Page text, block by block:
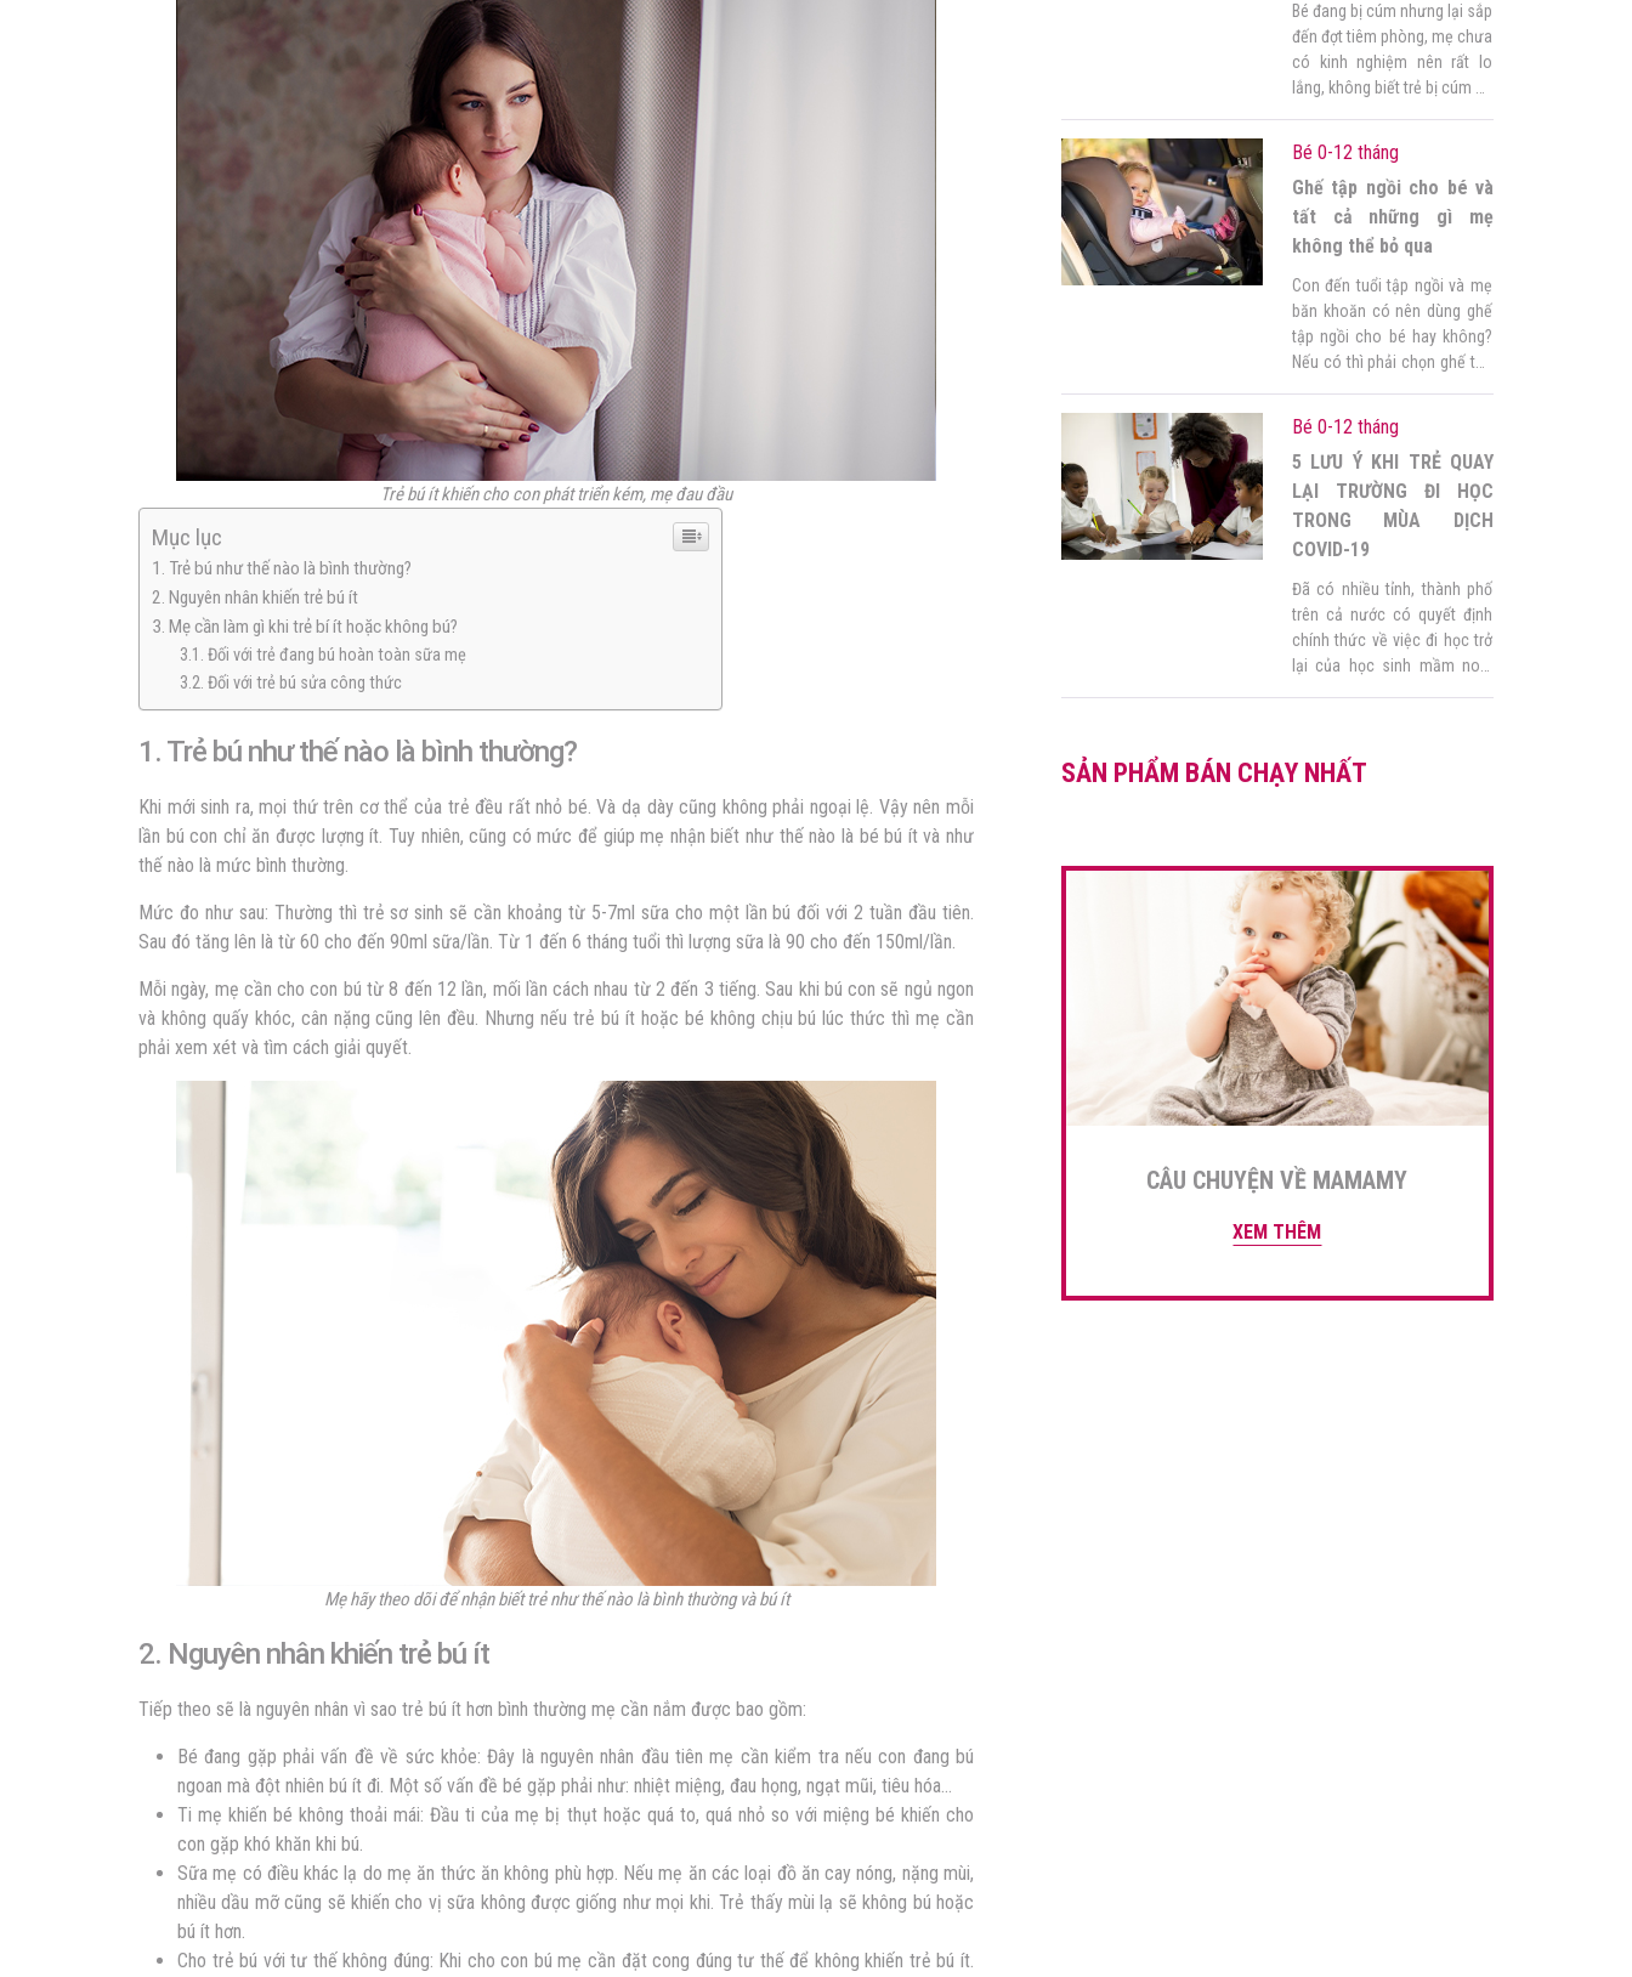
Trẻ bú ít khiến cho con phát triển kém, mẹ đau đầu
Mục lục
1. Trẻ bú như thế nào là bình thường?
2. Nguyên nhân khiến trẻ bú ít
3. Mẹ cần làm gì khi trẻ bí ít hoặc không bú?
3.1. Đối với trẻ đang bú hoàn toàn sữa mẹ
3.2. Đối với trẻ bú sửa công thức
1. Trẻ bú như thế nào là bình thường?
Khi mới sinh ra, mọi thứ trên cơ thể của trẻ đều rất nhỏ bé. Và dạ dày cũng không phải ngoại lệ. Vậy nên mỗi
lần bú con chỉ ăn được lượng ít. Tuy nhiên, cũng có mức để giúp mẹ nhận biết như thế nào là bé bú ít và như
thế nào là mức bình thường.
Mức đo như sau: Thường thì trẻ sơ sinh sẽ cần khoảng từ 5-7ml sữa cho một lần bú đối với 2 tuần đầu tiên.
Sau đó tăng lên là từ 60 cho đến 90ml sữa/lần. Từ 1 đến 6 tháng tuổi thì lượng sữa là 90 cho đến 150ml/lần.
Mỗi ngày, mẹ cần cho con bú từ 8 đến 12 lần, mối lần cách nhau từ 2 đến 3 tiếng. Sau khi bú con sẽ ngủ ngon
và không quấy khóc, cân nặng cũng lên đều. Nhưng nếu trẻ bú ít hoặc bé không chịu bú lúc thức thì mẹ cần
phải xem xét và tìm cách giải quyết.
Mẹ hãy theo dõi để nhận biết trẻ như thế nào là bình thường và bú ít
2. Nguyên nhân khiến trẻ bú ít
Tiếp theo sẽ là nguyên nhân vì sao trẻ bú ít hơn bình thường mẹ cần nắm được bao gồm:
Bé đang gặp phải vấn đề về sức khỏe: Đây là nguyên nhân đầu tiên mẹ cần kiểm tra nếu con đang bú
ngoan mà đột nhiên bú ít đi. Một số vấn đề bé gặp phải như: nhiệt miệng, đau họng, ngạt mũi, tiêu hóa…
Ti mẹ khiến bé không thoải mái: Đầu ti của mẹ bị thụt hoặc quá to, quá nhỏ so với miệng bé khiến cho
con gặp khó khăn khi bú.
Sữa mẹ có điều khác lạ do mẹ ăn thức ăn không phù hợp. Nếu mẹ ăn các loại đồ ăn cay nóng, nặng mùi,
nhiều dầu mỡ cũng sẽ khiến cho vị sữa không được giống như mọi khi. Trẻ thấy mùi lạ sẽ không bú hoặc
bú ít hơn.
Cho trẻ bú với tư thế không đúng: Khi cho con bú mẹ cần đặt cong đúng tư thế để không khiến trẻ bú ít.
Bé đang bị cúm nhưng lại sắp
đến đợt tiêm phòng, mẹ chưa
có kinh nghiệm nên rất lo
lắng, không biết trẻ bị cúm có
ra quyết định và có biện pháp
chăm sóc bé phù hợp, giúp
con luôn khỏe mạnh […]
Bé 0-12 tháng
Ghế tập ngồi cho bé và
tất cả những gì mẹ
không thể bỏ qua
Con đến tuổi tập ngồi và mẹ
băn khoăn có nên dùng ghế
tập ngồi cho bé hay không?
Nếu có thì phải chọn ghế tập
mẹ và câu chuyện tập ngồi
của bé. 1. Bé tập ngồi khi
nào? Khoảng 4 tháng […]
Bé 0-12 tháng
5 LƯU Ý KHI TRẺ QUAY
LẠI TRƯỜNG ĐI HỌC
TRONG MÙA DỊCH
COVID-19
Đã có nhiều tỉnh, thành phố
trên cả nước có quyết định
chính thức về việc đi học trở
lại của học sinh mầm non,
chăm sóc, bảo vệ bé khi đi
SẢN PHẨM BÁN CHẠY NHẤT
CÂU CHUYỆN VỀ MAMAMY
XEM THÊM